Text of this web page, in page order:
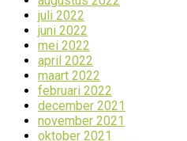
juli 2022
juni 2022
mei 2022
april 2022
maart 2022
februari 2022
december 2021
november 2021
oktober 2021